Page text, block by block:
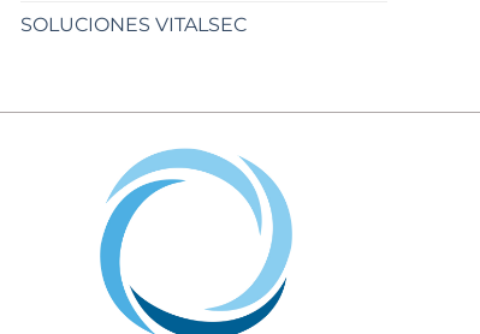
SOLUCIONES VITALSEC